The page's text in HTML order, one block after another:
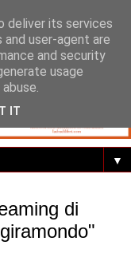
▼
di
deliver its services
user-agent are
and security
usage
IT